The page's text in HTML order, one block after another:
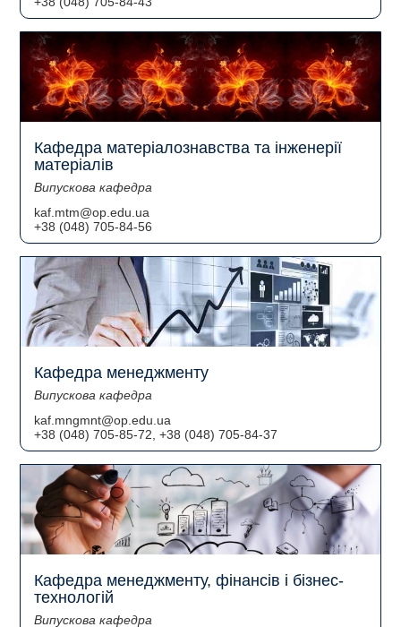
Кафедра матеріалознавства та інженерії
матеріалів
Випускова кафедра
kaf.mtm@op.edu.ua
+38 (048) 705-84-56
Кафедра менеджменту
Випускова кафедра
kaf.mngmnt@op.edu.ua
+38 (048) 705-85-72, +38 (048) 705-84-37
Кафедра менеджменту, фінансів і бізнес-
технологій
Випускова кафедра